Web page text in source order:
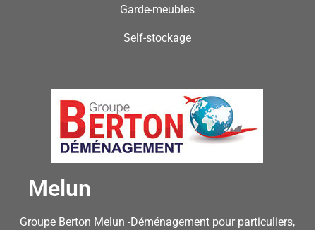
Garde-meubles
Self-stockage
Melun
Groupe Berton Melun -Déménagement pour particuliers,